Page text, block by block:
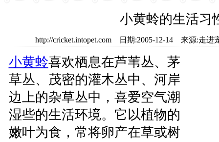
小黄蛉的生活习
http://cricket.intopet.com 日期:2005-12-14 来源:走
小黄蛉喜欢栖息在芦苇丛、茅
草丛、茂密的灌木丛中、河岸
边上的杂草丛中，喜爱空气潮
湿些的生活环境。它以植物的
嫩叶为食，常将卵产在草或树